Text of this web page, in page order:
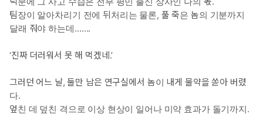
팀장이 알아차리기 전에 뒤처리는 물론, 풀 죽은 놈의 기분까지
달래 줘야 하는데…….
‘진짜 더러워서 못 해 먹겠네.’
그러던 어느 날, 둘만 남은 연구실에서 놈이 내게 물약을 쏟아 버렸
다.
엎친 데 덮친 격으로 이상 현상이 일어나 미약 효과가 돌기까지.